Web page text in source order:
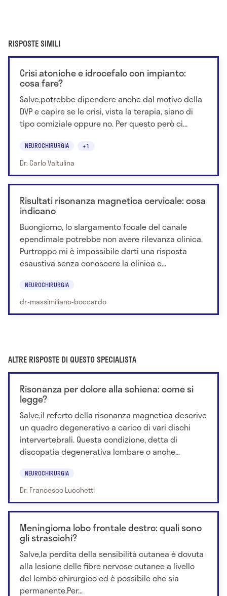
RISPOSTE SIMILI
Crisi atoniche e idrocefalo con impianto:
cosa fare?
Salve,potrebbe dipendere anche dal motivo della
DVP e capire se le crisi, vista la terapia, siano di
tipo comiziale oppure no. Per questo però ci...
NEUROCHIRURGIA +1
Dr. Carlo Valtulina
Risultati risonanza magnetica cervicale: cosa
indicano
Buongiorno, lo slargamento focale del canale
ependimale potrebbe non avere rilevanza clinica.
Purtroppo mi è impossibile darti una risposta
esaustiva senza conoscere la clinica e...
NEUROCHIRURGIA
dr-massimiliano-boccardo
ALTRE RISPOSTE DI QUESTO SPECIALISTA
Risonanza per dolore alla schiena: come si
legge?
Salve,il referto della risonanza magnetica descrive
un quadro degenerativo a carico di vari dischi
intervertebrali. Questa condizione, detta di
discopatia degenerativa lombare o anche...
NEUROCHIRURGIA
Dr. Francesco Lucchetti
Meningioma lobo frontale destro: quali sono
gli strascichi?
Salve,la perdita della sensibilità cutanea è dovuta
alla lesione delle fibre nervose cutanee a livello
del lembo chirurgico ed è possibile che sia
permanente.Per...